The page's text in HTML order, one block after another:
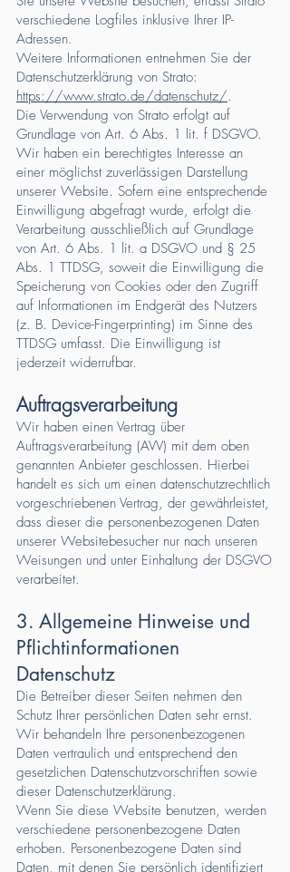
verschiedene Logfiles inklusive Ihrer IP-
Adressen.
Weitere Informationen entnehmen Sie der
Datenschutzerklärung von Strato:
https://www.strato.de/datenschutz/.
Die Verwendung von Strato erfolgt auf
Grundlage von Art. 6 Abs. 1 lit. f DSGVO.
Wir haben ein berechtigtes Interesse an
einer möglichst zuverlässigen Darstellung
unserer Website. Sofern eine entsprechende
Einwilligung abgefragt wurde, erfolgt die
Verarbeitung ausschließlich auf Grundlage
von Art. 6 Abs. 1 lit. a DSGVO und § 25
Abs. 1 TTDSG, soweit die Einwilligung die
Speicherung von Cookies oder den Zugriff
auf Informationen im Endgerät des Nutzers
(z. B. Device-Fingerprinting) im Sinne des
TTDSG umfasst. Die Einwilligung ist
jederzeit widerrufbar.
Auftragsverarbeitung
Wir haben einen Vertrag über
Auftragsverarbeitung (AVV) mit dem oben
genannten Anbieter geschlossen. Hierbei
handelt es sich um einen datenschutzrechtlich
vorgeschriebenen Vertrag, der gewährleistet,
dass dieser die personenbezogenen Daten
unserer Websitebesucher nur nach unseren
Weisungen und unter Einhaltung der DSGVO
verarbeitet.
3. Allgemeine Hinweise und
Pflicht­informationen
Datenschutz
Die Betreiber dieser Seiten nehmen den
Schutz Ihrer persönlichen Daten sehr ernst.
Wir behandeln Ihre personenbezogenen
Daten vertraulich und entsprechend den
gesetzlichen Datenschutzvorschriften sowie
dieser Datenschutzerklärung.
Wenn Sie diese Website benutzen, werden
verschiedene personenbezogene Daten
erhoben. Personenbezogene Daten sind
Daten, mit denen Sie persönlich identifiziert